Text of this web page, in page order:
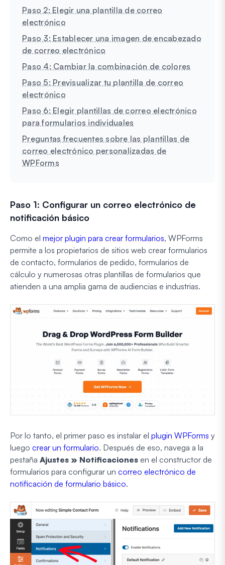
Paso 2: Elegir una plantilla de correo
electrónico
Paso 3: Establecer una imagen de encabezado
de correo electrónico
Paso 4: Cambiar la combinación de colores
Paso 5: Previsualizar tu plantilla de correo
electrónico
Paso 6: Elegir plantillas de correo electrónico
para formularios individuales
Preguntas frecuentes sobre las plantillas de
correo electrónico personalizadas de
WPForms
Paso 1: Configurar un correo electrónico de
notificación básico
Como el mejor plugin para crear formularios, WPForms
permite a los propietarios de sitios web crear formularios
de contacto, formularios de pedido, formularios de
cálculo y numerosas otras plantillas de formularios que
atienden a una amplia gama de audiencias e industrias.
Por lo tanto, el primer paso es instalar el plugin WPForms y
luego crear un formulario. Después de eso, navega a la
pestaña Ajustes » Notificaciones en el constructor de
formularios para configurar un correo electrónico de
notificación de formulario básico.